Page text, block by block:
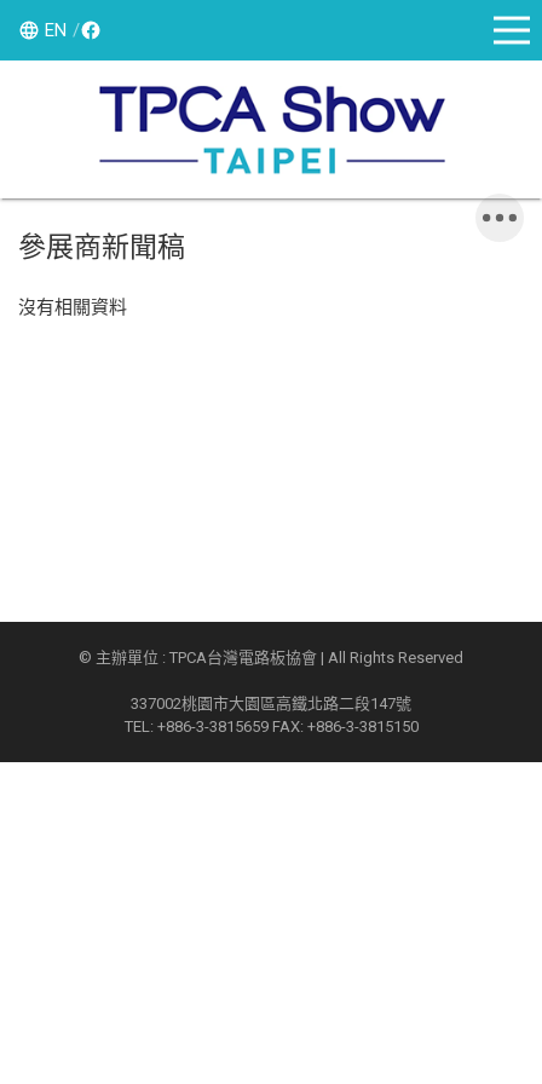
EN
參展商新聞稿
沒有相關資料
© 主辦單位 : TPCA台灣電路板協會 | All Rights Reserved
337002桃園市大園區高鐵北路二段147號
TEL: +886-3-3815659 FAX: +886-3-3815150